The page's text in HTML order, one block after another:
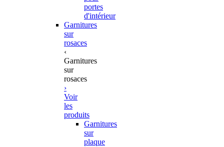
portes
d'intérieur
Garnitures
sur
rosaces
‹
Garnitures
sur
rosaces
›
Voir
les
produits
Garnitures
sur
plaque